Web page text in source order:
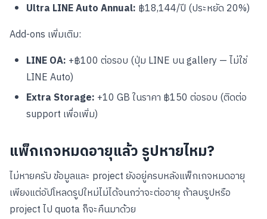
Ultra LINE Auto Annual: ฿18,144/ปี (ประหยัด 20%)
Add-ons เพิ่มเติม:
LINE OA: +฿100 ต่อรอบ (ปุ่ม LINE บน gallery — ไม่ใช่
LINE Auto)
Extra Storage: +10 GB ในราคา ฿150 ต่อรอบ (ติดต่อ
support เพื่อเพิ่ม)
แพ็กเกจหมดอายุแล้ว รูปหายไหม?
ไม่หายครับ ข้อมูลและ project ยังอยู่ครบหลังแพ็กเกจหมดอายุ
เพียงแต่อัปโหลดรูปใหม่ไม่ได้จนกว่าจะต่ออายุ ถ้าลบรูปหรือ
project ไป quota ก็จะคืนมาด้วย